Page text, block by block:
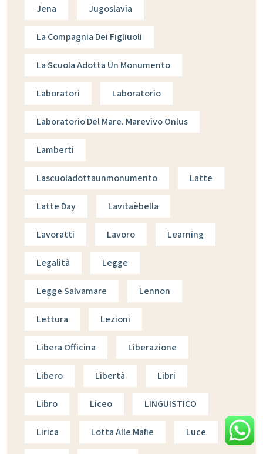
Jena Jugoslavia
La Compagnia Dei Figliuoli
La Scuola Adotta Un Monumento
Laboratori Laboratorio
Laboratorio Del Mare. Marevivo Onlus
Lamberti
Lascuoladottaunmonumento Latte
Latte Day Lavitaèbella
Lavoratti Lavoro Learning
Legalità Legge
Legge Salvamare Lennon
Lettura Lezioni
Libera Officina Liberazione
Libero Libertà Libri
Libro Liceo LINGUISTICO
Lirica Lotta Alle Mafie Luce